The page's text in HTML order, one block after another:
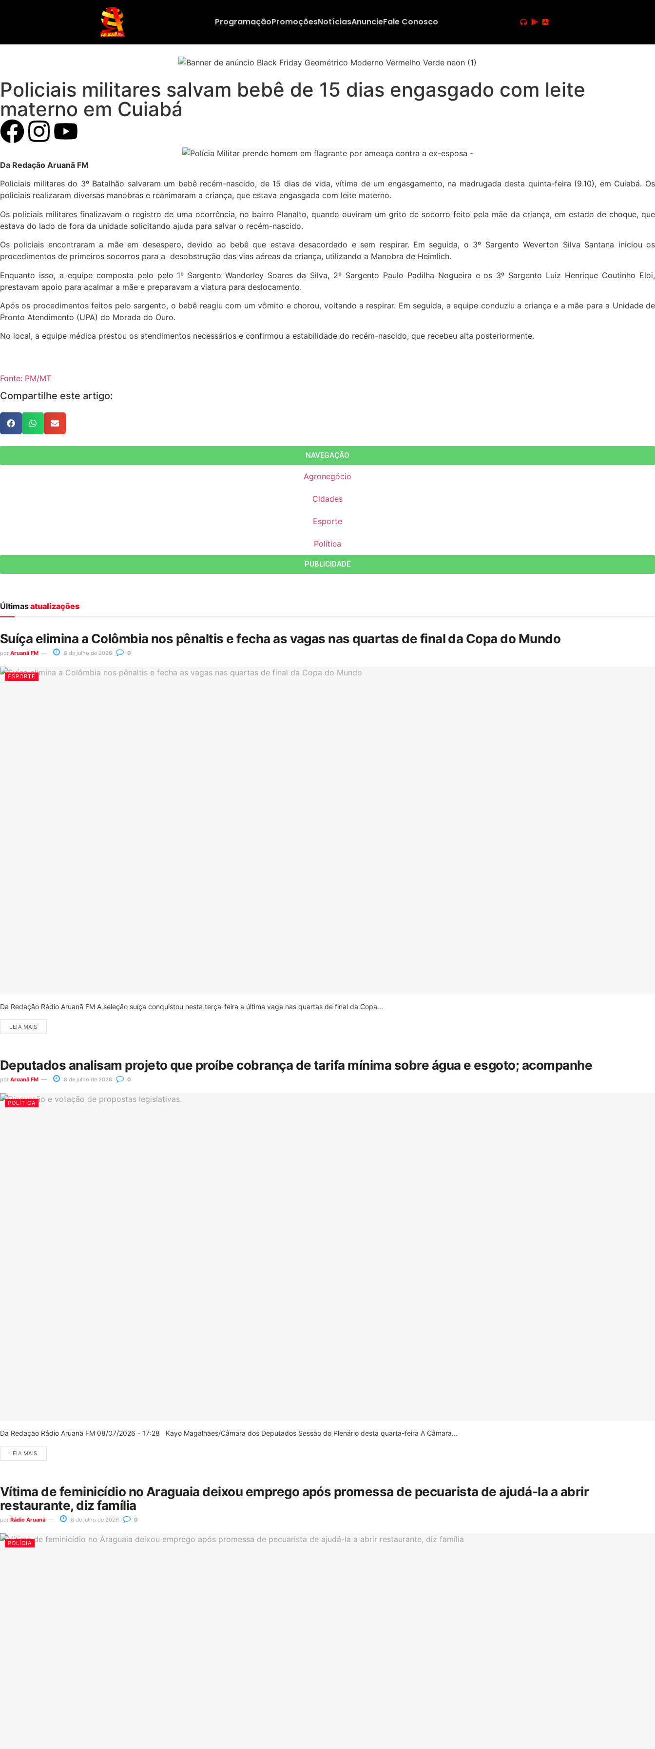
ProgramaçãoPromoçõesNotíciasAnuncieFale Conosco
Policiais militares salvam bebê de 15 dias engasgado com leite
materno em Cuiabá
Da Redação Aruanã FM
Policiais militares do 3º Batalhão salvaram um bebê recém-nascido, de 15 dias de vida, vítima de um engasgamento, na madrugada desta quinta-feira (9.10), em Cuiabá. Os
policiais realizaram diversas manobras e reanimaram a criança, que estava engasgada com leite materno.
Os policiais militares finalizavam o registro de uma ocorrência, no bairro Planalto, quando ouviram um grito de socorro feito pela mãe da criança, em estado de choque, que
estava do lado de fora da unidade solicitando ajuda para salvar o recém-nascido.
Os policiais encontraram a mãe em desespero, devido ao bebê que estava desacordado e sem respirar. Em seguida, o 3º Sargento Weverton Silva Santana iniciou os
procedimentos de primeiros socorros para a desobstrução das vias aéreas da criança, utilizando a Manobra de Heimlich.
Enquanto isso, a equipe composta pelo pelo 1º Sargento Wanderley Soares da Silva, 2º Sargento Paulo Padilha Nogueira e os 3º Sargento Luiz Henrique Coutinho Eloi,
prestavam apoio para acalmar a mãe e preparavam a viatura para deslocamento.
Após os procedimentos feitos pelo sargento, o bebê reagiu com um vômito e chorou, voltando a respirar. Em seguida, a equipe conduziu a criança e a mãe para a Unidade de
Pronto Atendimento (UPA) do Morada do Ouro.
No local, a equipe médica prestou os atendimentos necessários e confirmou a estabilidade do recém-nascido, que recebeu alta posteriormente.
Fonte: PM/MT
Compartilhe este artigo:
NAVEGAÇÃO
Agronegócio
Cidades
Esporte
Política
PUBLICIDADE
Últimasatualizações
Suíça elimina a Colômbia nos pênaltis e fecha as vagas nas quartas de final da Copa do Mundo
por Aruanã FM 8 de julho de 2026 0
ESPORTE
Da Redação Rádio Aruanã FM A seleção suíça conquistou nesta terça-feira a última vaga nas quartas de final da Copa...
LEIA MAIS
Deputados analisam projeto que proíbe cobrança de tarifa mínima sobre água e esgoto; acompanhe
por Aruanã FM 8 de julho de 2026 0
POLÍTICA
Da Redação Rádio Aruanã FM 08/07/2026 - 17:28 Kayo Magalhães/Câmara dos Deputados Sessão do Plenário desta quarta-feira A Câmara...
LEIA MAIS
Vítima de feminicídio no Araguaia deixou emprego após promessa de pecuarista de ajudá-la a abrir
restaurante, diz família
por Rádio Aruanã 8 de julho de 2026 0
POLÍCIA